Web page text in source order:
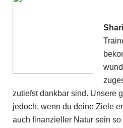
zutiefst dankbar sind. Unsere
jedoch, wenn du deine Ziele
auch finanzieller Natur sein